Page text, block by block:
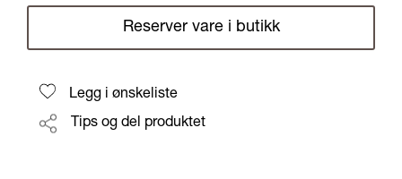
Reserver vare i butikk
Legg i ønskeliste
Tips og del produktet